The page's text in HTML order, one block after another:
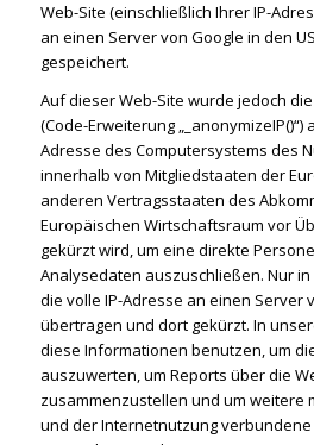
Web-Site (einschließlich Ihrer IP-
an einen Server von Google in den
gespeichert.
Auf dieser Web-Site wurde jedoch
(Code-Erweiterung
Adresse des Computersystems des
innerhalb von Mitgliedstaaten der
anderen Vertragsstaaten des
Europäischen Wirtschaftsraum vor
gekürzt wird, um eine direkte
Analysedaten auszuschließen. Nur
die volle IP-Adresse an einen Server
übertragen und dort gekürzt. In
diese Informationen benutzen, um
auszuwerten, um Reports über die
zusammenzustellen und um weitere
und der Internetnutzung